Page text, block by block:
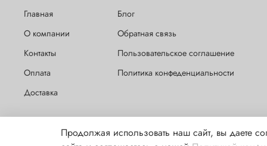
Главная
О компании
Контакты
Оплата
Доставка
Блог
Обратная связь
Пользовательское соглашение
Политика конфеденциальности
Обращаем Ваше внимание на то, что данный интернет-
Продолжая использовать наш сайт, вы даете